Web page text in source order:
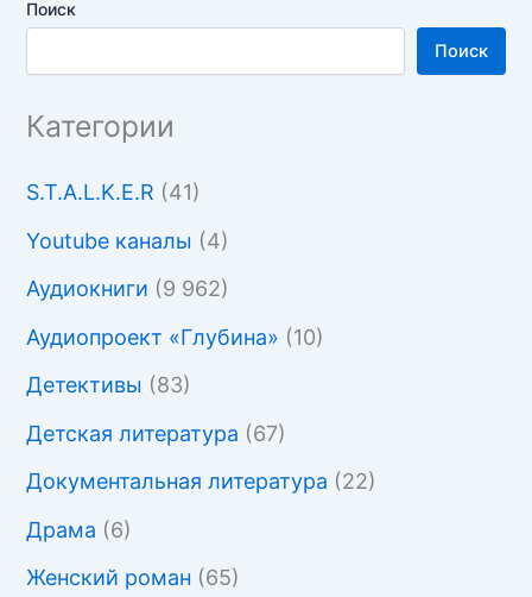
Поиск
Поиск
Категории
S.T.A.L.K.E.R (41)
Youtube каналы (4)
Аудиокниги (9 962)
Аудиопроект «Глубина» (10)
Детективы (83)
Детская литература (67)
Документальная литература (22)
Драма (6)
Женский роман (65)